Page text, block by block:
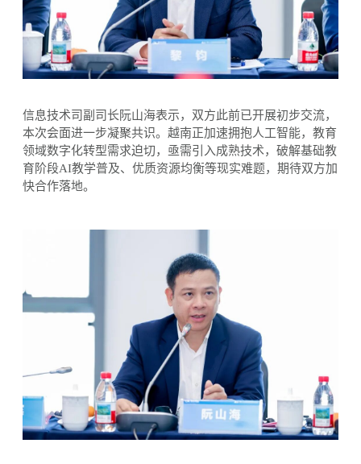
信息技术司副司长阮山海表示，双方此前已开展初步交流，
本次会面进一步凝聚共识。越南正加速拥抱人工智能，教育
领域数字化转型需求迫切，亟需引入成熟技术，破解基础教
育阶段AI教学普及、优质资源均衡等现实难题，期待双方加
快合作落地。